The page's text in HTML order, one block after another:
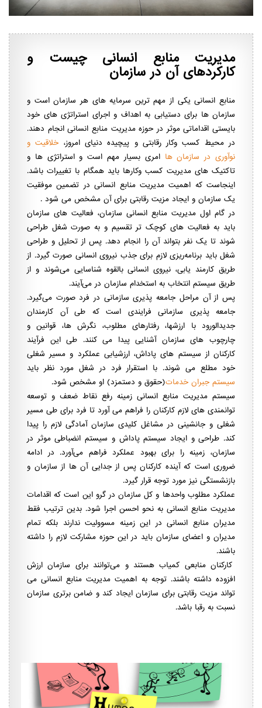
مدیریت منابع انسانی چیست و
کارکردهای آن در سازمان
منابع انسانی یکی از مهم ترین سرمایه های هر سازمان است و
سازمان ها برای دستیابی به اهداف و اجرای استراتژی های خود
بایستی اقداماتی موثر در حوزه مدیریت منابع انسانی انجام دهند.
در محیط کسب وکار رقابتی و پیچیده دنیای امروز، خلاقیت و
نوآوری در سازمان ها امری بسیار مهم است و استراتژی ها و
تاکتیک های مدیریت کسب وکارها باید همگام با تغییرات باشد.
اینجاست که اهمیت مدیریت منابع انسانی در تضمین موفقیت
یک سازمان و ایجاد مزیت رقابتی برای آن مشخص می شود .
در گام اول مدیریت منابع انسانی سازمان، فعالیت های سازمان
باید به فعالیت های کوچک تر تقسیم و به صورت شغل طراحی
شوند تا یک نفر بتواند آن را انجام دهد. پس از تحلیل و طراحی
شغل باید برنامه‌ریزی لازم برای جذب نیروی انسانی صورت گیرد. از
طریق کارمند یابی، نیروی انسانی بالقوه شناسایی می‌شوند و از
طریق سیستم انتخاب به استخدام سازمان در می‌آیند.
پس از آن مراحل جامعه پذیری سازمانی در فرد صورت می‌گیرد.
جامعه پذیری سازمانی فرایندی است که طی آن کارمندان
جدیدالورود با ارزشها، رفتارهای مطلوب، نگرش ها، قوانین و
چارچوب های سازمان آشنایی پیدا می کنند. طی این فرآیند
کارکنان از سیستم های پاداش، ارزشیابی عملکرد و مسیر شغلی
خود مطلع می شوند. با استقرار فرد در شغل مورد نظر باید
سیستم جبران خدمات(حقوق و دستمزد) او مشخص شود.
سیستم مدیریت منابع انسانی زمینه رفع نقاط ضعف و توسعه
توانمندی های لازم کارکنان را فراهم می آورد تا فرد برای طی مسیر
شغلی و جانشینی در مشاغل کلیدی سازمان آمادگی لازم را پیدا
کند. طراحی و ایجاد سیستم پاداش و سیستم انضباطی موثر در
سازمان، زمینه را برای بهبود عملکرد فراهم می‌آورد. در ادامه
ضروری است که آینده کارکنان پس از جدایی آن ها از سازمان و
بازنشستگی نیز مورد توجه قرار گیرد.
عملکرد مطلوب واحدها و کل سازمان در گرو این است که اقدامات
مدیریت منابع انسانی به نحو احسن اجرا شود. بدین ترتیب فقط
مدیران منابع انسانی در این زمینه مسوولیت ندارند بلکه تمام
مدیران و اعضای سازمان باید در این حوزه مشارکت لازم را داشته
باشند.
کارکنان منابعی کمیاب هستند و می‌توانند برای سازمان ارزش
افزوده داشته باشند. توجه به اهمیت مدیریت منابع انسانی می
تواند مزیت رقابتی برای سازمان ایجاد کند و ضامن برتری سازمان
نسبت به رقبا باشد.